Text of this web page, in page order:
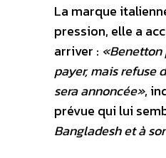
La marque
pression, elle a
arriver : «Benetton
payer, mais refuse
sera annoncée»,
prévue qui lui
Bangladesh et à